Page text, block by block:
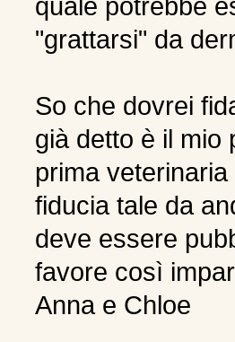
quale potrebbe
"grattarsi" da
So che dovrei
già detto è il mio
prima
fiducia tale da
deve essere
favore così
Anna e Chloe